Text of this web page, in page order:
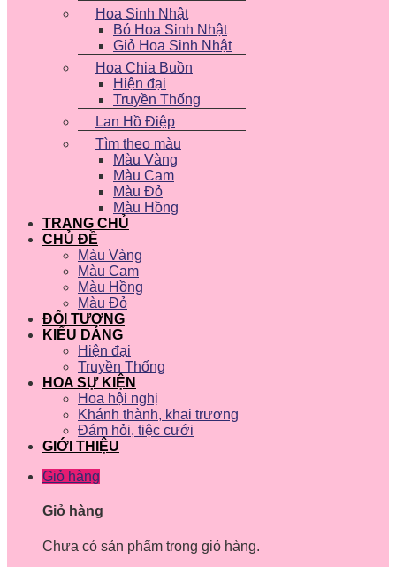
Hoa Sinh Nhật
Bó Hoa Sinh Nhật
Giỏ Hoa Sinh Nhật
Hoa Chia Buồn
Hiện đại
Truyền Thống
Lan Hồ Điệp
Tìm theo màu
Màu Vàng
Màu Cam
Màu Đỏ
Màu Hồng
TRANG CHỦ
CHỦ ĐỀ
Màu Vàng
Màu Cam
Màu Hồng
Màu Đỏ
ĐỐI TƯỢNG
KIỂU DÁNG
Hiện đại
Truyền Thống
HOA SỰ KIỆN
Hoa hội nghị
Khánh thành, khai trương
Đám hỏi, tiệc cưới
GIỚI THIỆU
Giỏ hàng
Giỏ hàng
Chưa có sản phẩm trong giỏ hàng.